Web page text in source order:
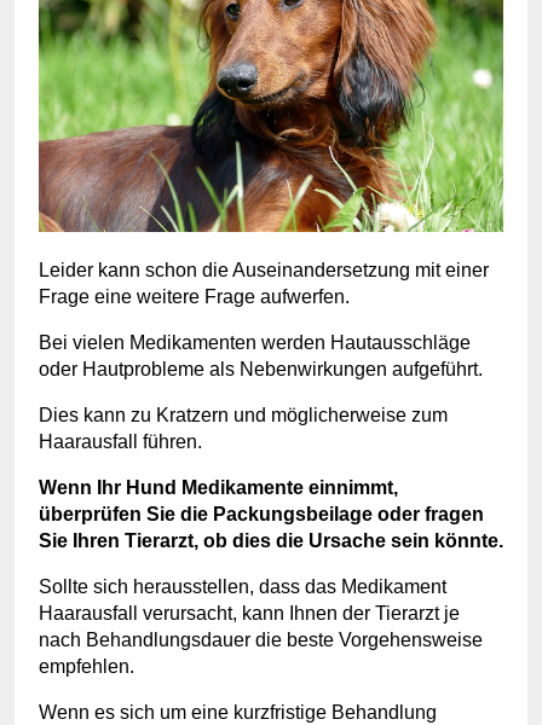
Leider kann schon die Auseinandersetzung mit einer
Frage eine weitere Frage aufwerfen.
Bei vielen Medikamenten werden Hautausschläge
oder Hautprobleme als Nebenwirkungen aufgeführt.
Dies kann zu Kratzern und möglicherweise zum
Haarausfall führen.
Wenn Ihr Hund Medikamente einnimmt,
überprüfen Sie die Packungsbeilage oder fragen
Sie Ihren Tierarzt, ob dies die Ursache sein könnte.
Sollte sich herausstellen, dass das Medikament
Haarausfall verursacht, kann Ihnen der Tierarzt je
nach Behandlungsdauer die beste Vorgehensweise
empfehlen.
Wenn es sich um eine kurzfristige Behandlung